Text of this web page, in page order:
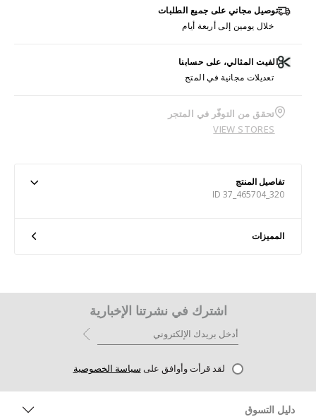
توصيل مجاني على جميع الطلبات
خلال يومين إلى أربعة أيام
الفيت المثالي، على حسابنا
تعديلات مجانية في المتج
تحقق من التوفّر في المتجر
VIEW STORES
تفاصيل المنتج
ID 37_465704_320
المميزات
اشترك في نشرتنا الإخبارية
لقد قرأت وأوافق على سياسة الخصوصية
دليل التسوق